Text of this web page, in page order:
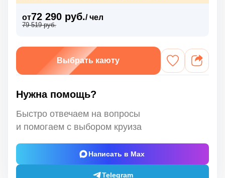
от72 290 руб./ чел
79 519 руб.
Выбрать каюту
Нужна помощь?
Быстро отвечаем на вопросы
и помогаем с выбором круиза
Написать в Max
Telegram